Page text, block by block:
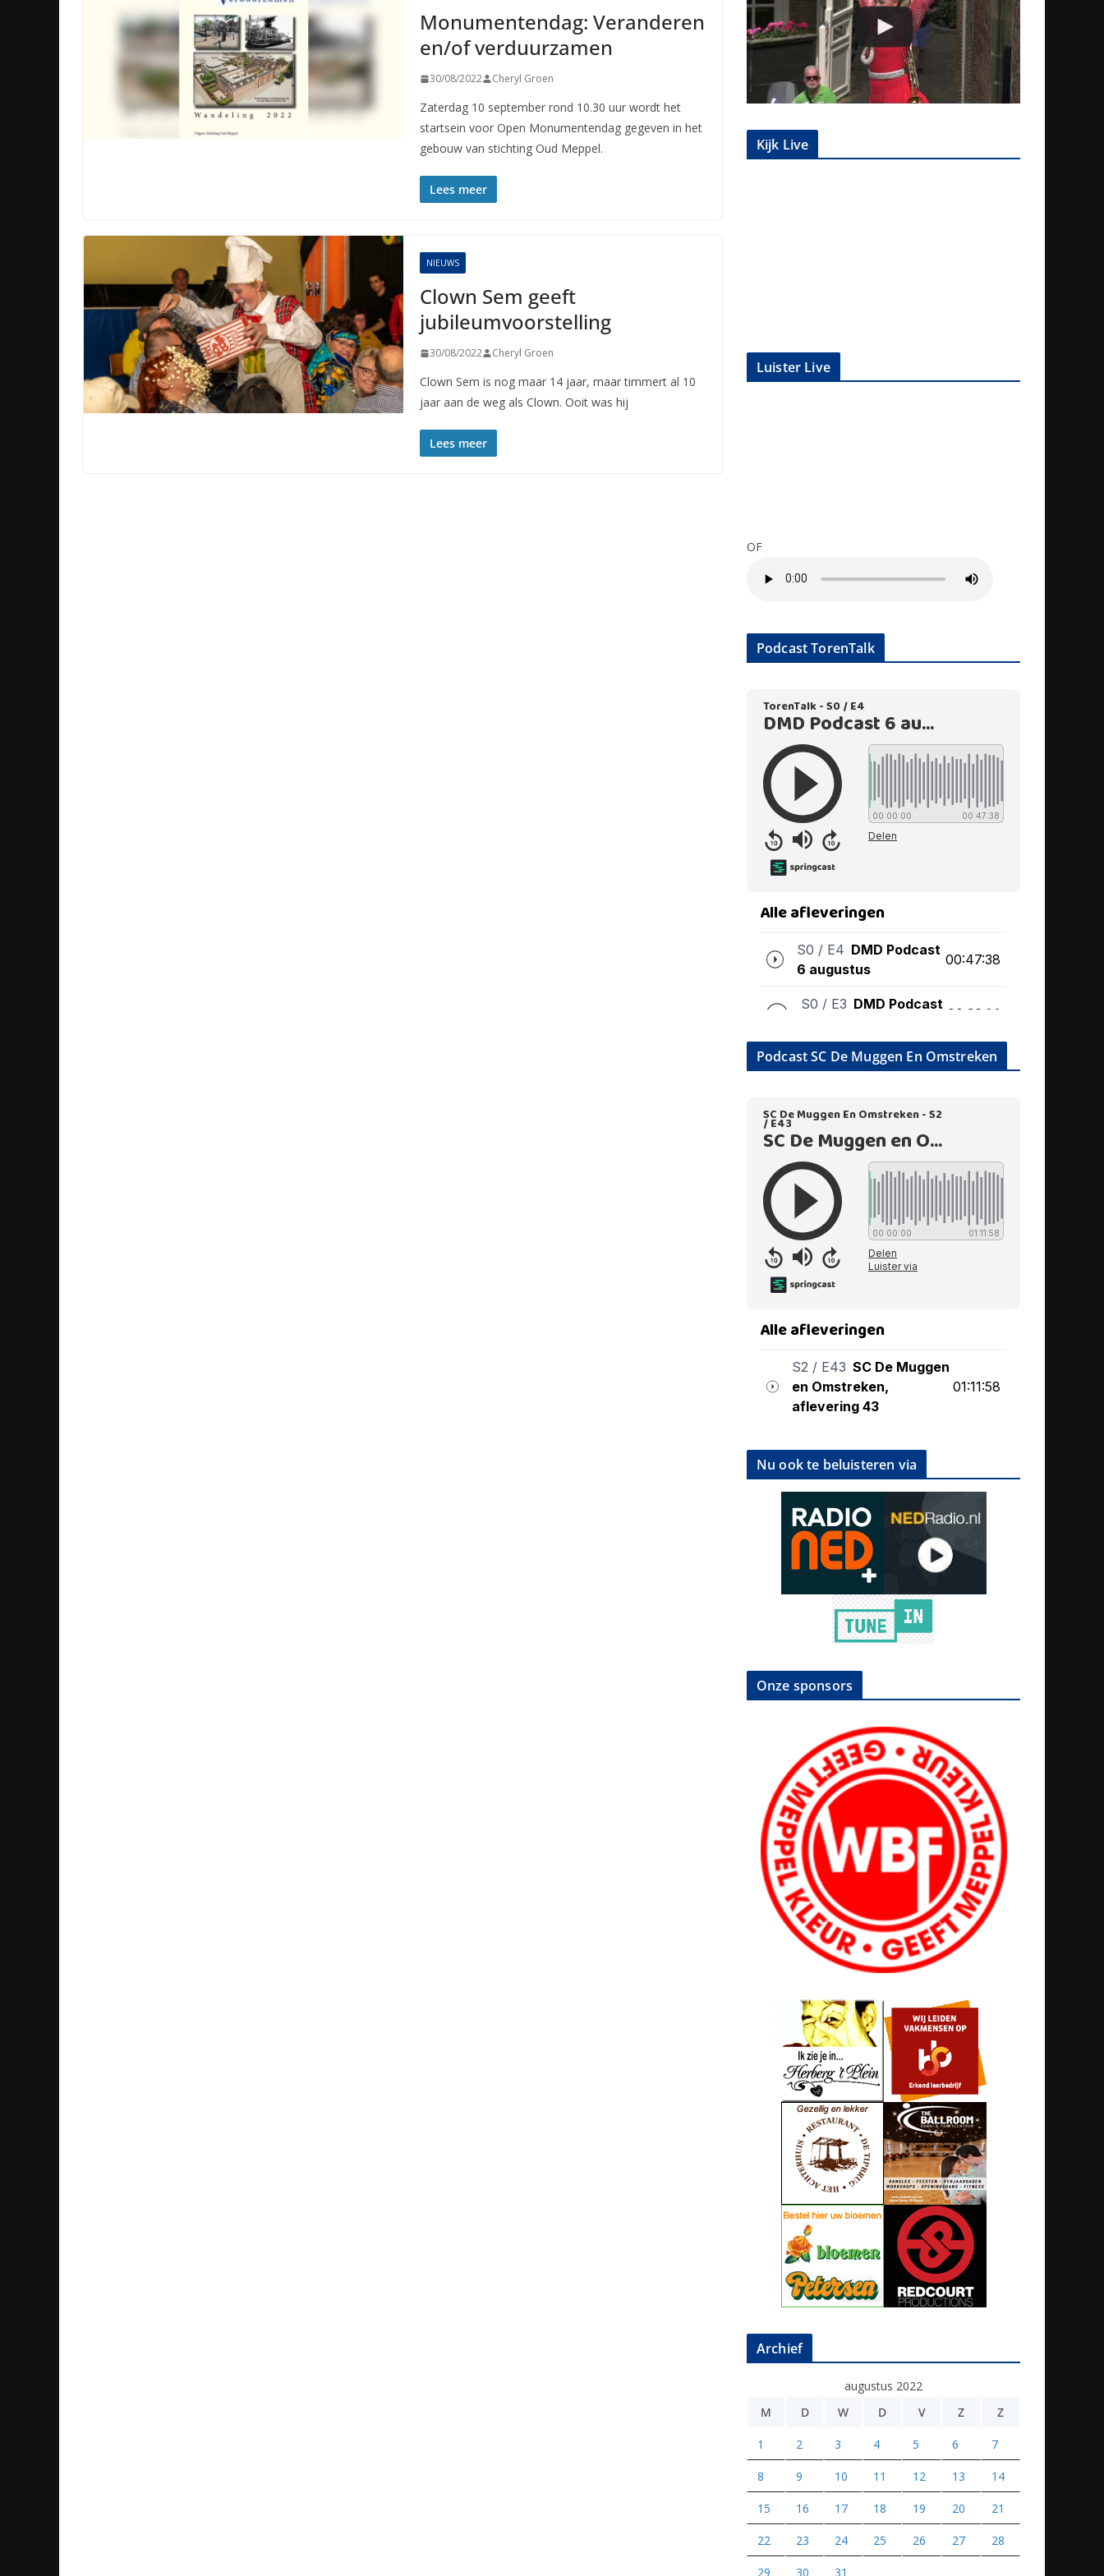
Monumentendag: Veranderen
en/of verduurzamen
30/08/2022 Cheryl Groen
Zaterdag 10 september rond 10.30 uur wordt het
startsein voor Open Monumentendag gegeven in het
gebouw van stichting Oud Meppel.
Lees meer
NIEUWS
Clown Sem geeft
jubileumvoorstelling
30/08/2022 Cheryl Groen
Clown Sem is nog maar 14 jaar, maar timmert al 10
jaar aan de weg als Clown. Ooit was hij
Lees meer
Kijk Live
Luister Live
OF
Podcast TorenTalk
Podcast SC De Muggen En Omstreken
Nu ook te beluisteren via
Onze sponsors
Archief
augustus 2022
M
D W D V Z Z
1 2 3 4 5 6 7
8 9 10 11 12 13 14
15 16 17 18 19 20 21
22 23 24 25 26 27 28
29 30 31